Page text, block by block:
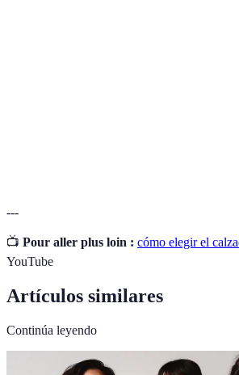
---
📺 Pour aller plus loin : cómo elegir el
YouTube
Artículos similares
Continúa leyendo